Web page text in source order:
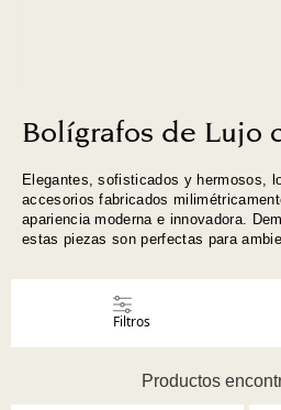
Bolígrafos de Lujo
Elegantes, sofisticados y hermosos,
accesorios fabricados
apariencia moderna e innovadora.
estas piezas son perfectas para
Productos
Filtros